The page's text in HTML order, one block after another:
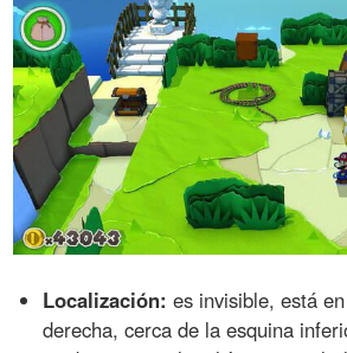
Localización: es invisible, está
derecha, cerca de la esquina